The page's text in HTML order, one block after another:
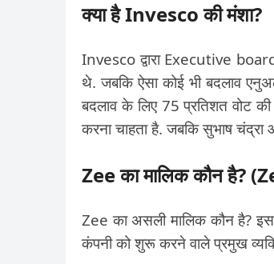
क्या है Invesco की मंशा?
Invesco द्वारा Executive
थे. जबकि ऐसा कोई भी बदलाव
बदलाव के लिए 75 प्रतिशत वोट
करना चाहता है. जबकि सुभाष
Zee का मालिक कौन है?
Zee का असली मालिक कौन है?
कंपनी को शुरू करने वाले प्रमुख